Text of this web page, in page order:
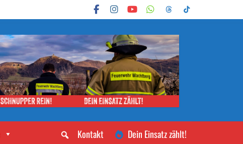
Dein Einsatz zählt!
Kontakt